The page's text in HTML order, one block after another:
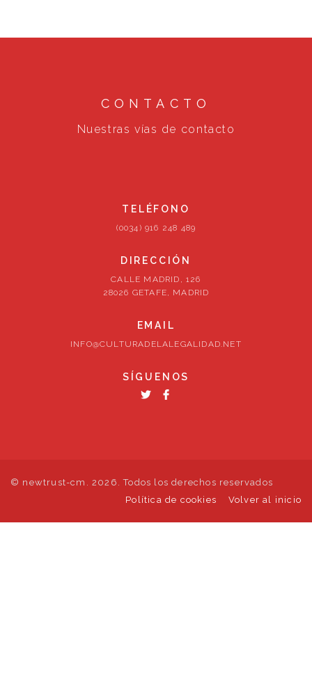
CONTACTO
Nuestras vías de contacto
TELÉFONO
(0034) 916 248 489
DIRECCIÓN
CALLE MADRID, 126
28026 GETAFE, MADRID
EMAIL
INFO@CULTURADELALEGALIDAD.NET
SÍGUENOS
© newtrust-cm. 2026. Todos los derechos reservados
Política de cookies Volver al inicio